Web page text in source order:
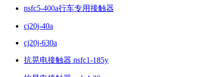
nsfc5-400a行车专用接触器
cj20j-40a
cj20j-630a
抗晃电接触器 nsfc1-185y